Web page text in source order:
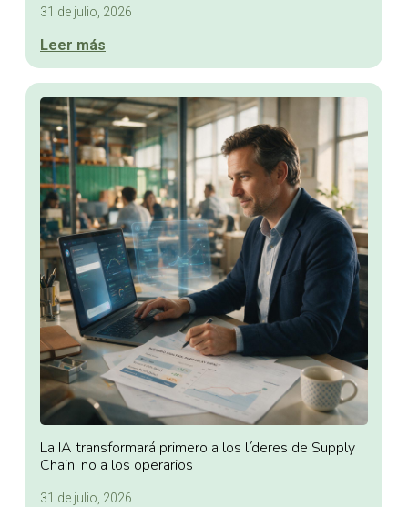
31 de julio, 2026
Leer más
La IA transformará primero a los líderes de Supply
Chain, no a los operarios
31 de julio, 2026